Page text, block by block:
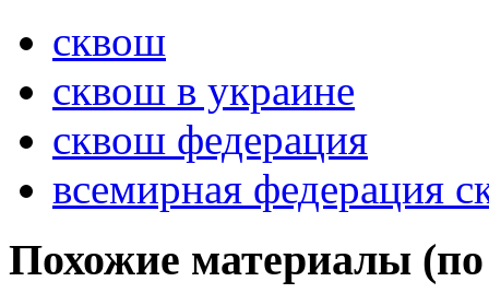
сквош
сквош в украине
сквош федерация
всемирная федерация
Похожие материалы (по